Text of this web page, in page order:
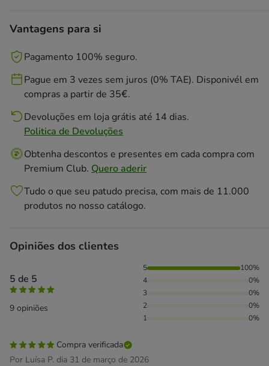
Vantagens para si
Pagamento 100% seguro.
Pague em 3 vezes sem juros (0% TAE). Disponivél em
compras a partir de 35€.
Devoluções em loja grátis até 14 dias.
Politica de Devoluções
Obtenha descontos e presentes em cada compra com
Premium Club. Quero aderir
Tudo o que seu patudo precisa, com mais de 11.000
produtos no nosso catálogo.
Opiniões dos clientes
5 de 5
9 opiniões
100% das pessoas avaliaram com 5 estrelas,
5
100%
4
0%
3
0%
2
0%
1
0%
Compra verificada
Por Luísa P. dia 31 de março de 2026